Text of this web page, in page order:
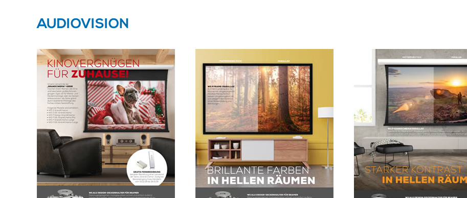
AUDIOVISION